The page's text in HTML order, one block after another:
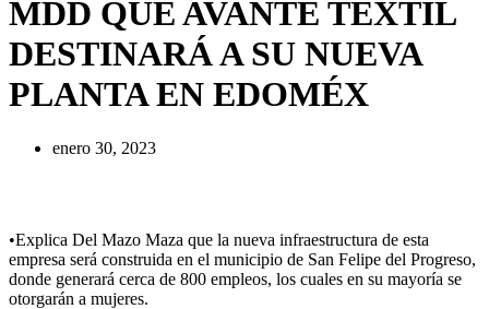
MDD QUE AVANTE TEXTIL
DESTINARÁ A SU NUEVA
PLANTA EN EDOMÉX
enero 30, 2023
•Explica Del Mazo Maza que la nueva infraestructura de esta
empresa será construida en el municipio de San Felipe del Progreso,
donde generará cerca de 800 empleos, los cuales en su mayoría se
otorgarán a mujeres.